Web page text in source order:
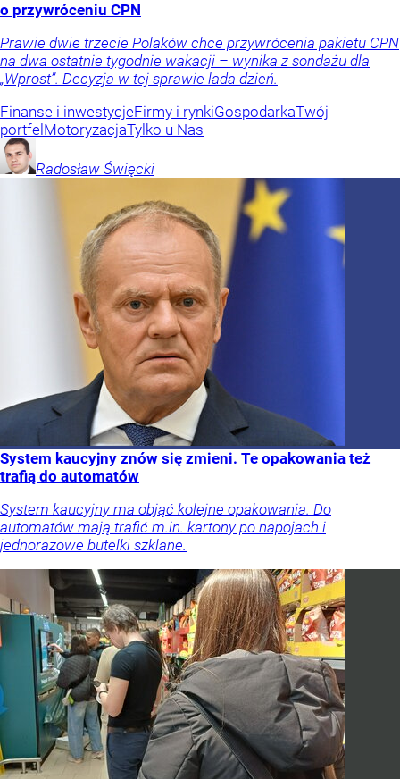
o przywróceniu CPN
Prawie dwie trzecie Polaków chce przywrócenia pakietu CPN
na dwa ostatnie tygodnie wakacji – wynika z sondażu dla
„Wprost”. Decyzja w tej sprawie lada dzień.
Finanse i inwestycjeFirmy i rynkiGospodarkaTwój
portfel MotoryzacjaTylko u Nas
Radosław Święcki
System kaucyjny znów się zmieni. Te opakowania też
trafią do automatów
System kaucyjny ma objąć kolejne opakowania. Do
automatów mają trafić m.in. kartony po napojach i
jednorazowe butelki szklane.